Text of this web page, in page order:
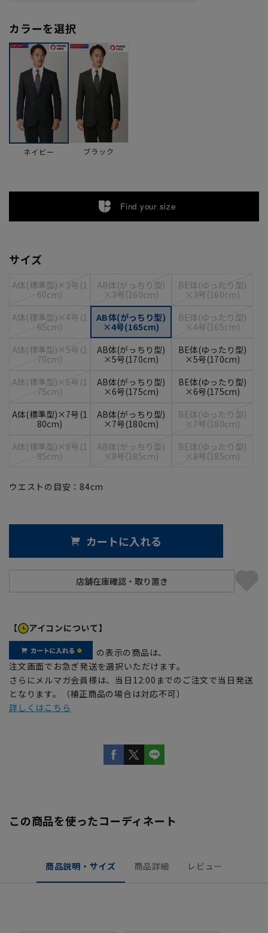
カラーを選択
ネイビー ブラック
Find your size
サイズ
A体(標準型)×3号(1
60cm)
AB体(がっちり型)
×3号(160cm)
BE体(ゆったり型)
×3号(160cm)
A体(標準型)×4号(1
65cm)
AB体(がっちり型)
×4号(165cm)
BE体(ゆったり型)
×4号(165cm)
A体(標準型)×5号(1
70cm)
AB体(がっちり型)
×5号(170cm)
BE体(ゆったり型)
×5号(170cm)
A体(標準型)×6号(1
75cm)
AB体(がっちり型)
×6号(175cm)
BE体(ゆったり型)
×6号(175cm)
A体(標準型)×7号(1
80cm)
AB体(がっちり型)
×7号(180cm)
BE体(ゆったり型)
×7号(180cm)
A体(標準型)×8号(1
85cm)
AB体(がっちり型)
×8号(185cm)
BE体(ゆったり型)
×8号(185cm)
ウエストの目安： 84cm
カートに入れる
【 アイコンについて】
の表示の商品は、
注文画面でお急ぎ発送を選択いただけます。
さらにメルマガ会員様は、当日12:00までのご注文で当日発送
となります。（補正商品の場合は対応不可）
詳しくはこちら
この商品を使ったコーディネート
商品説明・サイズ 商品詳細 レビュー